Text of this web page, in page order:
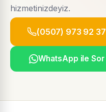
hizmetinizdeyiz.
(0507) 973 92 37
WhatsApp ile Sor